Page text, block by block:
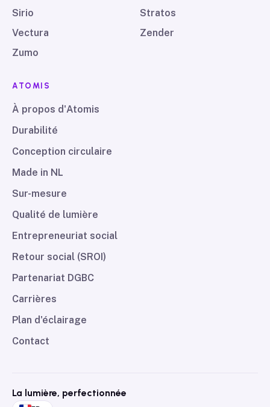
Sirio
Stratos
Vectura
Zender
Zumo
ATOMIS
À propos d'Atomis
Durabilité
Conception circulaire
Made in NL
Sur-mesure
Qualité de lumière
Entrepreneuriat social
Retour social (SROI)
Partenariat DGBC
Carrières
Plan d'éclairage
Contact
La lumière, perfectionnée